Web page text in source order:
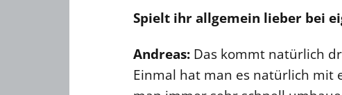
Spielt ihr allgemein lieber bei
Andreas: Das kommt natürlich
Einmal hat man es natürlich mit